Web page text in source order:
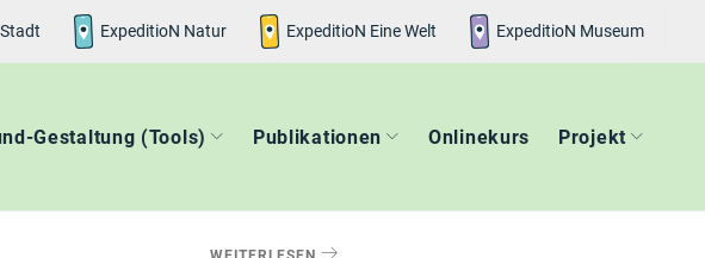
Stadt ExpeditioN Natur ExpeditioN Eine Welt ExpeditioN Museum
Gestaltung (Tools) Publikationen Onlinekurs Projekt